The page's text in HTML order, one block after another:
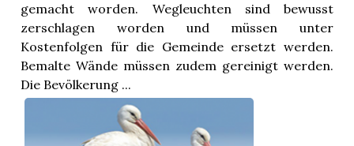
gemacht worden. Wegleuchten sind bewusst
zerschlagen worden und müssen unter
Kostenfolgen für die Gemeinde ersetzt werden.
Bemalte Wände müssen zudem gereinigt werden.
Die Bevölkerung ...